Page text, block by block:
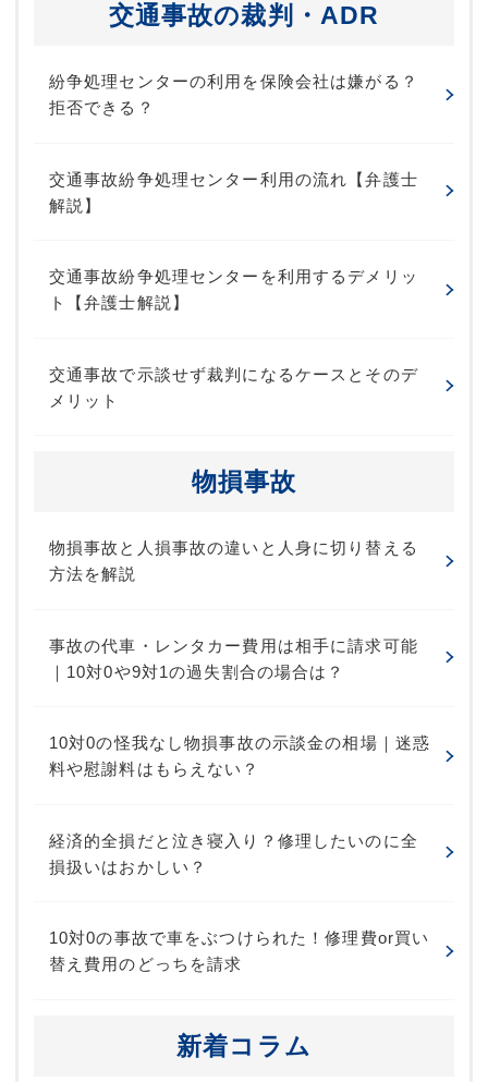
交通事故の裁判・ADR
紛争処理センターの利用を保険会社は嫌がる？
拒否できる？
交通事故紛争処理センター利用の流れ【弁護士
解説】
交通事故紛争処理センターを利用するデメリッ
ト【弁護士解説】
交通事故で示談せず裁判になるケースとそのデ
メリット
物損事故
物損事故と人損事故の違いと人身に切り替える
方法を解説
事故の代車・レンタカー費用は相手に請求可能
｜10対0や9対1の過失割合の場合は？
10対0の怪我なし物損事故の示談金の相場｜迷惑
料や慰謝料はもらえない？
経済的全損だと泣き寝入り？修理したいのに全
損扱いはおかしい？
10対0の事故で車をぶつけられた！修理費or買い
替え費用のどっちを請求
新着コラム